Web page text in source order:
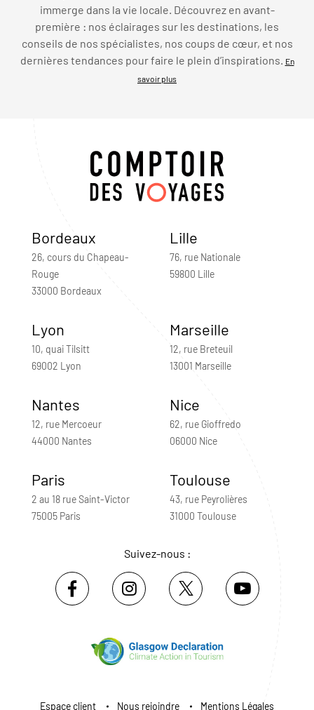
immerge dans la vie locale. Découvrez en avant-
première : nos éclairages sur les destinations, les
conseils de nos spécialistes, nos coups de cœur, et nos
dernières tendances pour faire le plein d’inspirations.
En
savoir plus
Bordeaux
26, cours du Chapeau-
Rouge
33000 Bordeaux
Lille
76, rue Nationale
59800 Lille
Lyon
10, quai Tilsitt
69002 Lyon
Marseille
12, rue Breteuil
13001 Marseille
Nantes
12, rue Mercoeur
44000 Nantes
Nice
62, rue Gioffredo
06000 Nice
Paris
2 au 18 rue Saint-Victor
75005 Paris
Toulouse
43, rue Peyrolières
31000 Toulouse
Suivez-nous :
Espace client Nous rejoindre Mentions Légales